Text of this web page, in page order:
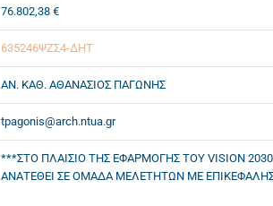
76.802,38 €
635246ΨΖΣ4-ΔΗΤ
ΑΝ. ΚΑΘ. ΑΘΑΝΑΣΙΟΣ ΠΑΓΩΝΗΣ
tpagonis@arch.ntua.gr
***ΣΤΟ ΠΛΑΙΣΙΟ ΤΗΣ ΕΦΑΡΜΟΓΗΣ ΤΟΥ VISION 2030
ΑΝΑΤΕΘΕΙ ΣΕ ΟΜΑΔΑ ΜΕΛΕΤΗΤΩΝ ΜΕ ΕΠΙΚΕΦΑΛΗΣ